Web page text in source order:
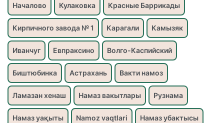
Началово Кулаковка Красные Баррикады
Кирпичного завода № 1 Карагали Камызяк
Иванчуг Евпраксино Волго-Каспийский
Биштюбинка Астрахань Вакти намоз
Ламазан хенаш Намаз вакытлары Рузнама
Намаз уақыты Namoz vaqtlari Намаз убактысы